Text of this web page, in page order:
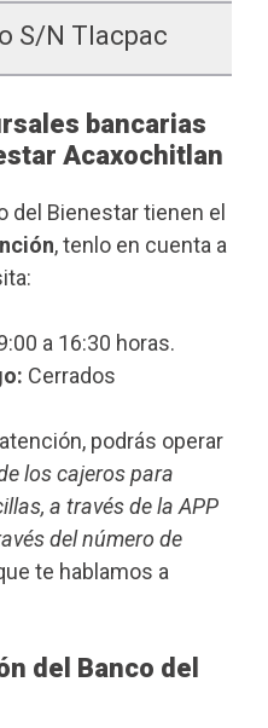
S/n Tlacpac
bancarias
Acaxochitlan
del Bienestar tienen el
, tenlo en cuenta a
a 16:30 horas.
Cerrados
podrás operar
los cajeros para
a través de la APP
del número de
te hablamos a
del Banco del